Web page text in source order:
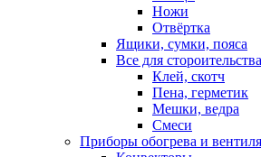
Ножи
Отвёртка
Ящики, сумки, пояса
Все для стороительства
Клей, скотч
Пена, герметик
Мешки, ведра
Смеси
Приборы обогрева и